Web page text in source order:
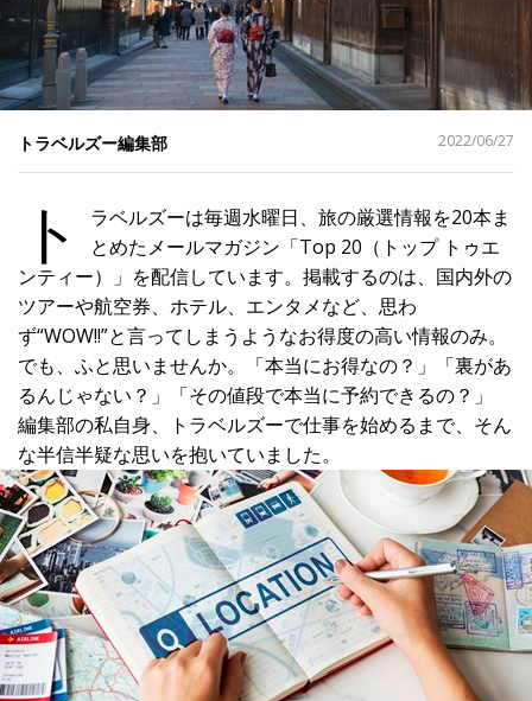
トラベルズー編集部 2022/06/27
シ
ェ
ア
る
ト
ラベルズーは毎週水曜日、旅の厳選情報を20本ま
とめたメールマガジン「Top 20（トップ トゥエ
ンティー）」を配信しています。掲載するのは、国内外の
ツアーや航空券、ホテル、エンタメなど、思わ
ず“WOW!!”と言ってしまうようなお得度の高い情報のみ。
でも、ふと思いませんか。「本当にお得なの？」「裏があ
るんじゃない？」「その値段で本当に予約できるの？」
編集部の私自身、トラベルズーで仕事を始めるまで、そん
な半信半疑な思いを抱いていました。